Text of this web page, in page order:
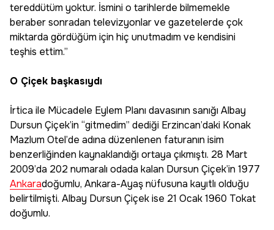
tereddütüm yoktur. İsmini o tarihlerde bilmemekle
beraber sonradan televizyonlar ve gazetelerde çok
miktarda gördüğüm için hiç unutmadım ve kendisini
teşhis ettim.”
O Çiçek başkasıydı
İrtica ile Mücadele Eylem Planı davasının sanığı Albay
Dursun Çiçek’in “gitmedim” dediği Erzincan’daki Konak
Mazlum Otel’de adına düzenlenen faturanın isim
benzerliğinden kaynaklandığı ortaya çıkmıştı. 28 Mart
2009’da 202 numaralı odada kalan Dursun Çiçek’in 1977
Ankaradoğumlu, Ankara-Ayaş nüfusuna kayıtlı olduğu
belirtilmişti. Albay Dursun Çiçek ise 21 Ocak 1960 Tokat
doğumlu.